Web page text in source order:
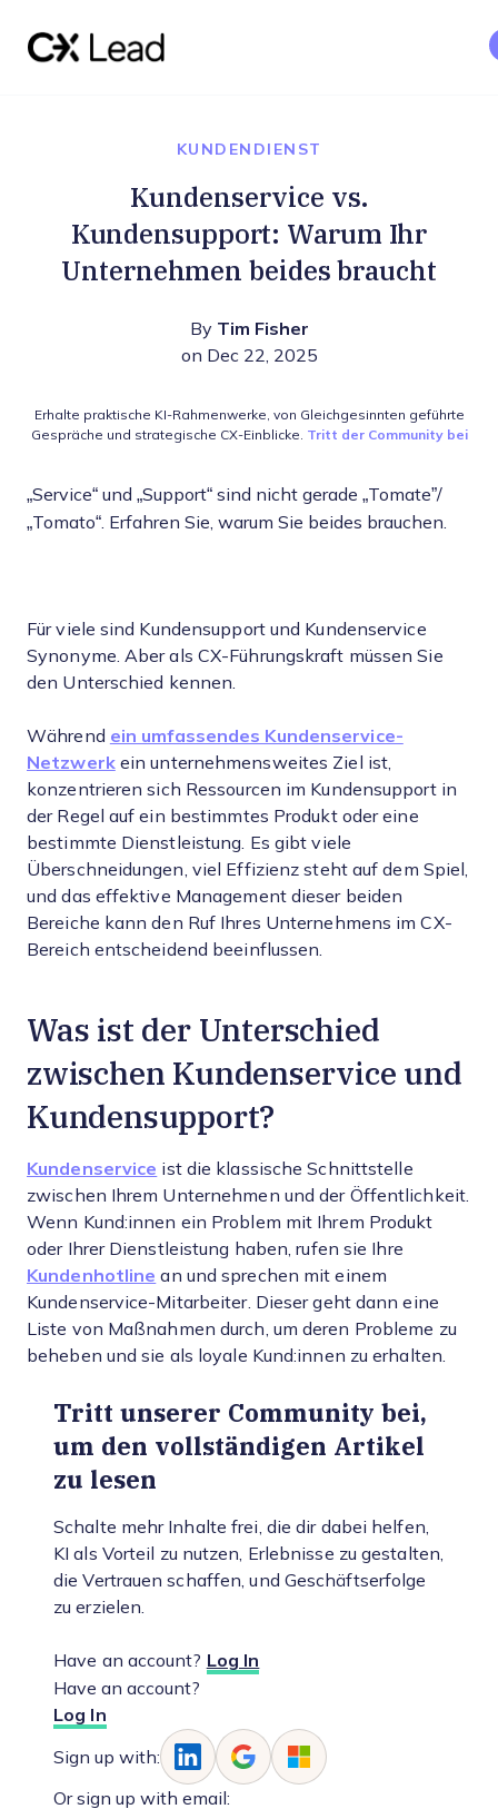
KUNDENDIENST
Kundenservice vs.
Kundensupport: Warum Ihr
Unternehmen beides braucht
By Tim Fisher
on Dec 22, 2025
Erhalte praktische KI-Rahmenwerke, von Gleichgesinnten geführte
Gespräche und strategische CX-Einblicke. Tritt der Community bei
„Service“ und „Support“ sind nicht gerade „Tomate”/
„Tomato“. Erfahren Sie, warum Sie beides brauchen.
Für viele sind Kundensupport und Kundenservice
Synonyme. Aber als CX-Führungskraft müssen Sie
den Unterschied kennen.
Während ein umfassendes Kundenservice-
Netzwerkein unternehmensweites Ziel ist,
konzentrieren sich Ressourcen im Kundensupport in
der Regel auf ein bestimmtes Produkt oder eine
bestimmte Dienstleistung. Es gibt viele
Überschneidungen, viel Effizienz steht auf dem Spiel,
und das effektive Management dieser beiden
Bereiche kann den Ruf Ihres Unternehmens im CX-
Bereich entscheidend beeinflussen.
Was ist der Unterschied
zwischen Kundenservice und
Kundensupport?
Kundenservice ist die klassische Schnittstelle
zwischen Ihrem Unternehmen und der Öffentlichkeit.
Wenn Kund:innen ein Problem mit Ihrem Produkt
oder Ihrer Dienstleistung haben, rufen sie Ihre
Kundenhotline an und sprechen mit einem
Kundenservice-Mitarbeiter. Dieser geht dann eine
Liste von Maßnahmen durch, um deren Probleme zu
beheben und sie als loyale Kund:innen zu erhalten.
Tritt unserer Community bei,
um den vollständigen Artikel
zu lesen
Schalte mehr Inhalte frei, die dir dabei helfen,
KI als Vorteil zu nutzen, Erlebnisse zu gestalten,
die Vertrauen schaffen, und Geschäftserfolge
zu erzielen.
Have an account? Log In
Have an account?
Log In
Sign up with:
Or sign up with email: